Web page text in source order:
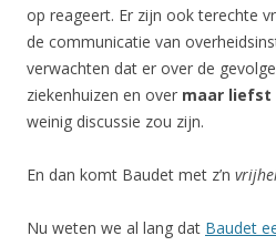
op reageert. Er zijn ook terechte
de communicatie van
verwachten dat er over de
ziekenhuizen en over maar liefst
weinig discussie zou zijn.
En dan komt Baudet met z’n
Nu weten we al lang dat Baudet